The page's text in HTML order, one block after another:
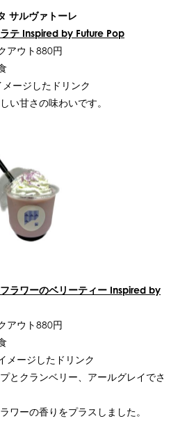
サルヴァトーレ
テ Inspired by Future Pop
アウト880円
ージしたドリンク
い甘さの味わいです。
ラワーのベリーティー Inspired by
アウト880円
メージしたドリンク
とクランベリー、アールグレイでさ
ワーの香りをプラスしました。